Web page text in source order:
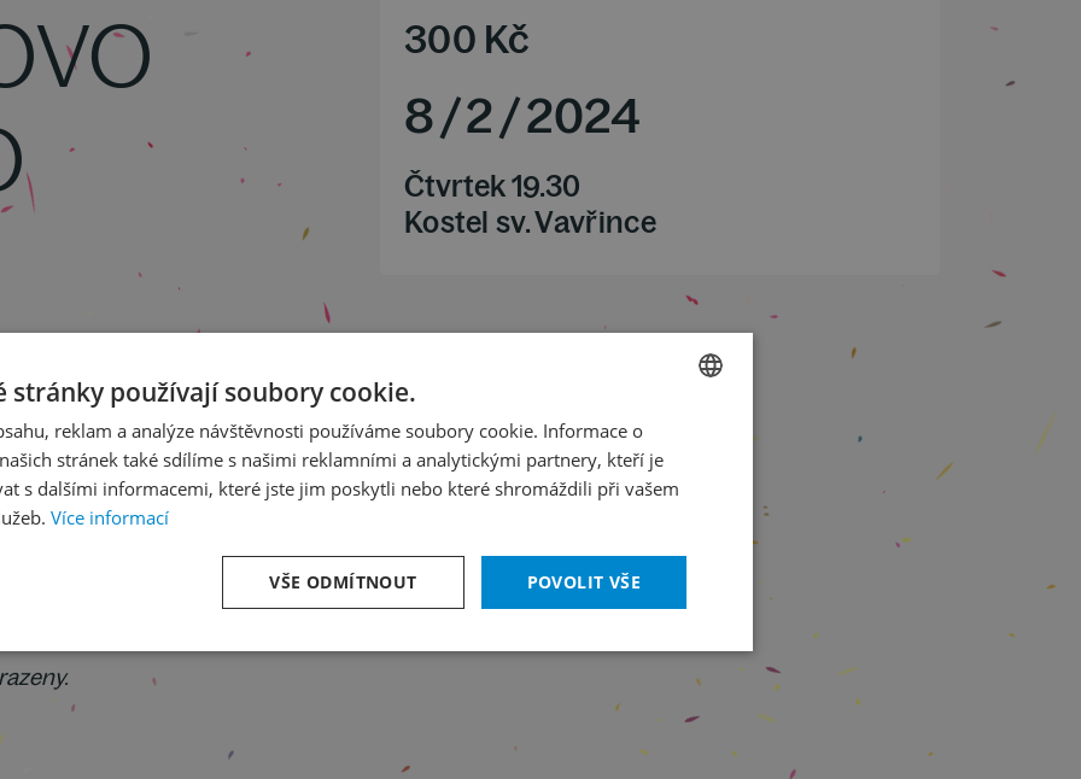
op. 22
34
. Těšíme se na
300 Kč
8/2/2024
Čtvrtek 19.30
Kostel sv. Vavřince
ENGLISH
stránky používají soubory cookie.
reklam a analýze návštěvnosti používáme soubory cookie. Informace o
stránek také sdílíme s našimi reklamními a analytickými partnery, kteří je
s dalšími informacemi, které jste jim poskytli nebo které shromáždili při vašem
Více informací
POVOLIT VŠE
VŠE ODMÍTNOUT